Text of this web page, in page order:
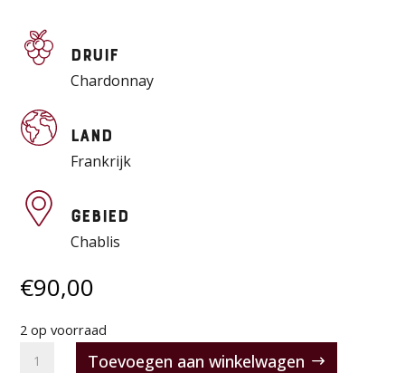
Druif
Chardonnay
Land
Frankrijk
Gebied
Chablis
€90,00
2 op voorraad
Domaine
Toevoegen aan winkelwagen